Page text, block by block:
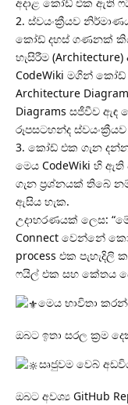
​2. ස්වයංක්‍රීයව
​කෝඩ් දහස් ගණනක්
හැසිරීම
​CodeWiki මගින්
Architecture
Diagrams සජීවීව
රූපසටහන්ද
​3. කෝඩ් එක ගැන
​මෙය CodeWiki හි
ගැන ප්‍රශ්නයක් තිබේ
ඇසිය හැක.
​උදාහරණයක් ලෙස:
Connect වෙන්නේ
process එක පැහැදිලි
ෆයිල් එක සහ කේතය
​මෙය භාවිතා
​ඔබට ඉතා සරල ක්‍රම
​සෘජුවම වෙබ්
ඔබට අවශ්‍ය GitHub